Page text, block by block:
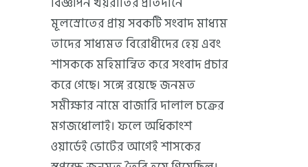
মূলস্রোতের প্রায় সবকটি সংবাদ মাধ্যম
তাদের সাধ্যমত বিরোধীদের হেয় এবং
শাসককে মহিমান্বিত করে সংবাদ প্রচার
করে গেছে। সঙ্গে রয়েছে জনমত
সমীক্ষার নামে বাজারি দালাল চক্রের
মগজধোলাই। ফলে অধিকাংশ
ওয়ার্ডেই ভোটের আগেই শাসকের